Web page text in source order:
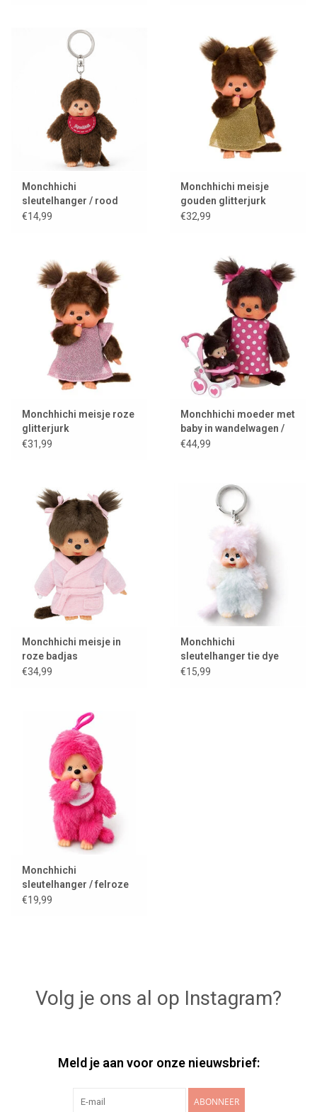
Monchhichi
sleutelhanger / rood
slabbetje
€14,99
Monchhichi meisje
gouden glitterjurk
€32,99
Monchhichi meisje roze
glitterjurk
€31,99
Monchhichi moeder met
baby in wandelwagen /
mothercare
€44,99
Monchhichi meisje in
roze badjas
€34,99
Monchhichi
sleutelhanger tie dye
€15,99
Monchhichi
sleutelhanger / felroze
€19,99
Volg je ons al op Instagram?
Meld je aan voor onze nieuwsbrief:
ABONNEER